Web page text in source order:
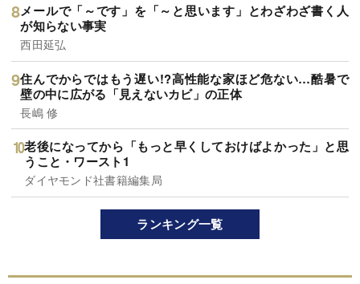
メールで「～です」を「～と思います」とわざわざ書く人
が知らない事実
西田延弘
住んでからではもう遅い!?高性能な家ほど危ない…酷暑で
壁の中に広がる「見えないカビ」の正体
長嶋 修
老後になってから「もっと早くしておけばよかった」と思
うこと・ワースト1
ダイヤモンド社書籍編集局
ランキング一覧